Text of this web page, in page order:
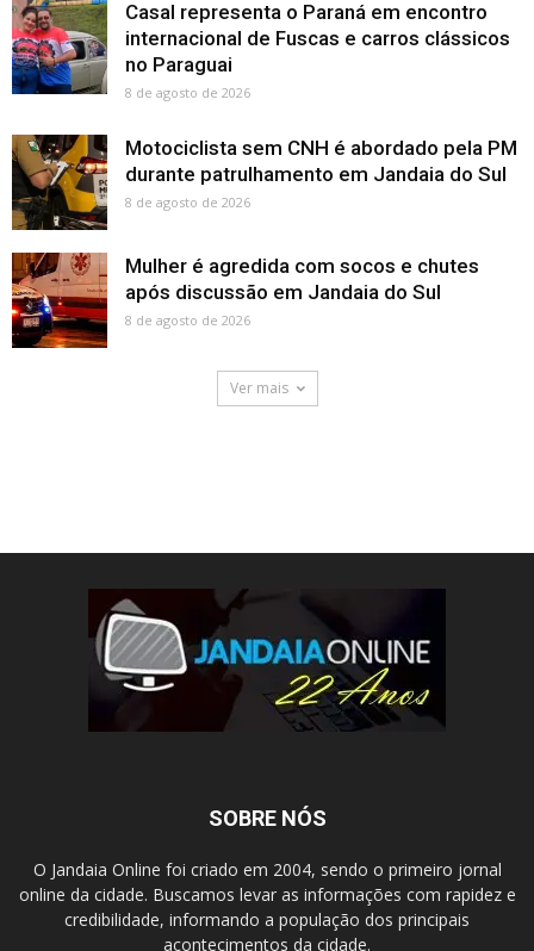
Casal representa o Paraná em encontro
internacional de Fuscas e carros clássicos
no Paraguai
8 de agosto de 2026
Motociclista sem CNH é abordado pela PM
durante patrulhamento em Jandaia do Sul
8 de agosto de 2026
Mulher é agredida com socos e chutes
após discussão em Jandaia do Sul
8 de agosto de 2026
Ver mais
SOBRE NÓS
O Jandaia Online foi criado em 2004, sendo o primeiro jornal
online da cidade. Buscamos levar as informações com rapidez e
credibilidade, informando a população dos principais
acontecimentos da cidade.